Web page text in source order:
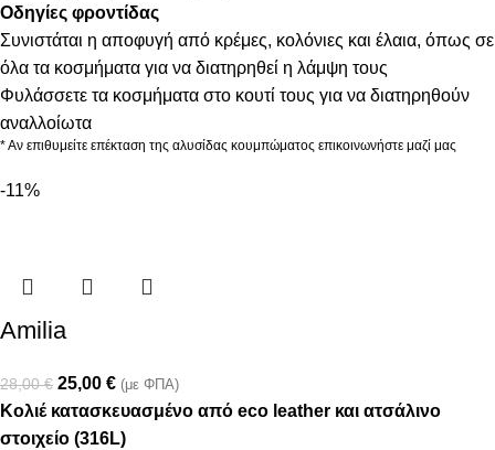
Οδηγίες φροντίδας
Συνιστάται η αποφυγή από κρέμες, κολόνιες και έλαια, όπως σε
όλα τα κοσμήματα για να διατηρηθεί η λάμψη τους
Φυλάσσετε τα κοσμήματα στο κουτί τους για να διατηρηθούν
αναλλοίωτα
* Αν επιθυμείτε επέκταση της αλυσίδας κουμπώματος επικοινωνήστε μαζί μας
-11%
Amilia
28,00€ 25,00 € (με ΦΠΑ)
Κολιέ κατασκευασμένο από eco leather και ατσάλινο
στοιχείο (316L)